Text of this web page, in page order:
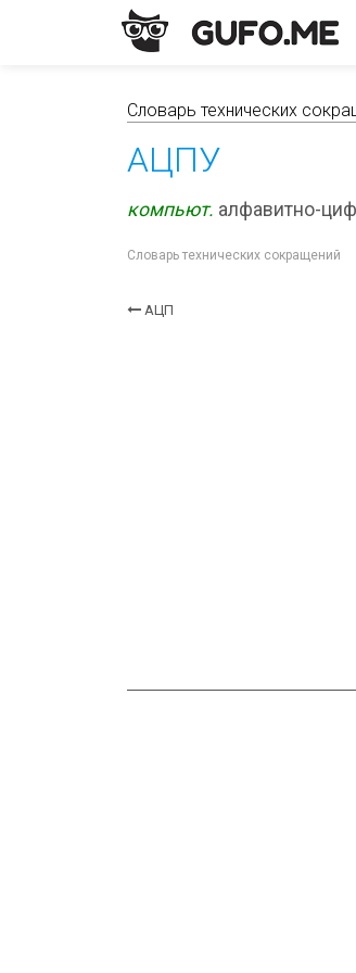
Словарь технических
АЦПУ
компьют. алфавитно-
Словарь технических сокращений
АЦП